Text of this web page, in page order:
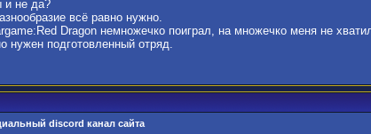
и не да?
всё равно нужно.
Dragon немножечко поиграл, на множечко меня не
нужен подготовленный отряд.
discord канал сайта